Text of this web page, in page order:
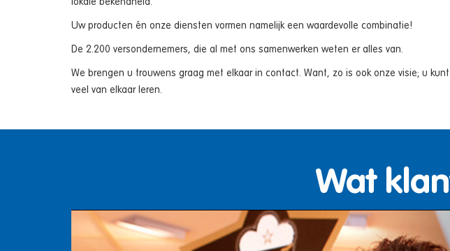
lokale bekendheid.
Uw producten én onze diensten vormen namelijk een waardevolle combinatie!
De 2.200 versondernemers, die al met ons samenwerken weten er alles van.
We brengen u trouwens graag met elkaar in contact. Want, zo is ook onze visie; u kunt
veel van elkaar leren.
Wat